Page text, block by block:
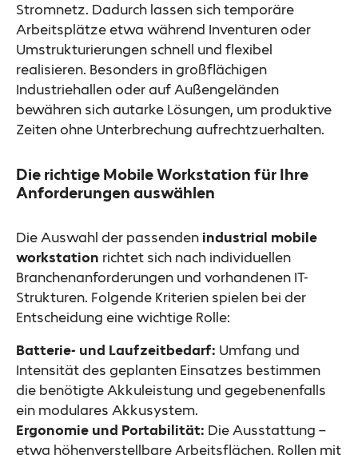
Stromnetz. Dadurch lassen sich temporäre
Arbeitsplätze etwa während Inventuren oder
Umstrukturierungen schnell und flexibel
realisieren. Besonders in großflächigen
Industriehallen oder auf Außengeländen
bewähren sich autarke Lösungen, um produktive
Zeiten ohne Unterbrechung aufrechtzuerhalten.
Die richtige Mobile Workstation für Ihre
Anforderungen auswählen
Die Auswahl der passenden industrial mobile
workstation richtet sich nach individuellen
Branchenanforderungen und vorhandenen IT-
Strukturen. Folgende Kriterien spielen bei der
Entscheidung eine wichtige Rolle:
Batterie- und Laufzeitbedarf: Umfang und
Intensität des geplanten Einsatzes bestimmen
die benötigte Akkuleistung und gegebenenfalls
ein modulares Akkusystem.
Ergonomie und Portabilität: Die Ausstattung –
etwa höhenverstellbare Arbeitsflächen, Rollen mit